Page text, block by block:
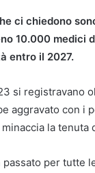
ci chiedono
10.000 medici
entro il 2027.
si registravano
aggravato con i
la
per tutte